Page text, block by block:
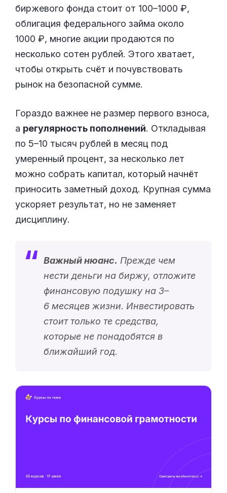
биржевого фонда стоит от 100–1000 ₽,
облигация федерального займа около
1000 ₽, многие акции продаются по
несколько сотен рублей. Этого хватает,
чтобы открыть счёт и почувствовать
рынок на безопасной сумме.
Гораздо важнее не размер первого взноса,
а регулярность пополнений. Откладывая
по 5–10 тысяч рублей в месяц под
умеренный процент, за несколько лет
можно собрать капитал, который начнёт
приносить заметный доход. Крупная сумма
ускоряет результат, но не заменяет
дисциплину.
Важный нюанс. Прежде чем
нести деньги на биржу, отложите
финансовую подушку на 3–
6 месяцев жизни. Инвестировать
стоит только те средства,
которые не понадобятся в
ближайший год.